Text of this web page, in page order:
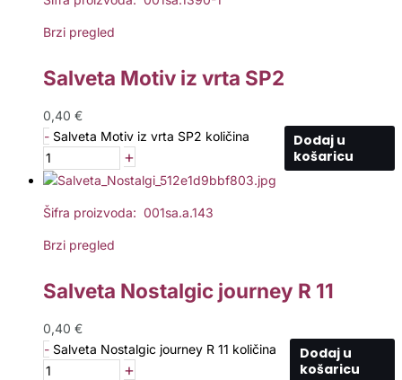
Brzi pregled
Salveta Motiv iz vrta SP2
0,40 €
- Salveta Motiv iz vrta SP2 količina
+
Dodaj u
košaricu
Šifra proizvoda: 001sa.a.143
Brzi pregled
Salveta Nostalgic journey R 11
0,40 €
- Salveta Nostalgic journey R 11 količina
+
Dodaj u
košaricu